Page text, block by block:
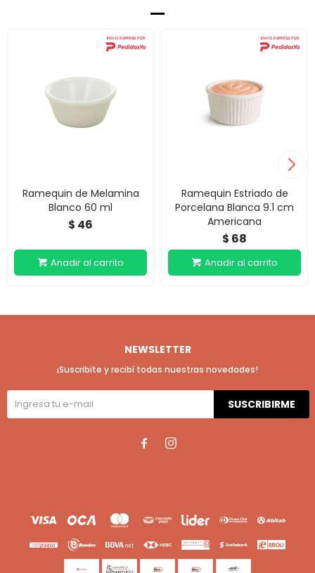
Ramequin de Melamina
Blanco 60 ml
$ 46
Ramequin Estriado de
Porcelana Blanca 9.1 cm
Americana
$ 68
NEWSLETTER
¡Suscribite y recibí todas nuestras novedades!
SUSCRIBIRME
 